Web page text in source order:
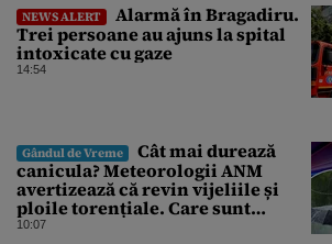
NEWS ALERT
Alarmă în Bragadiru.
Trei persoane au ajuns la spital
intoxicate cu gaze
14:54
Gândul de Vreme
Cât mai durează
canicula? Meteorologii ANM
avertizează că revin vijeliile și
ploile torențiale. Care sunt
zonele vizate, începând chiar de
10:07